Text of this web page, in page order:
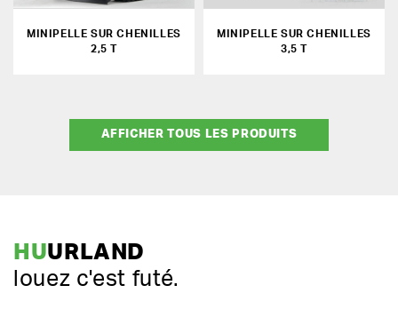
MINIPELLE SUR CHENILLES
2,5 T
MINIPELLE SUR CHENILLES
3,5 T
AFFICHER TOUS LES PRODUITS
HUURLAND
louez c'est futé.